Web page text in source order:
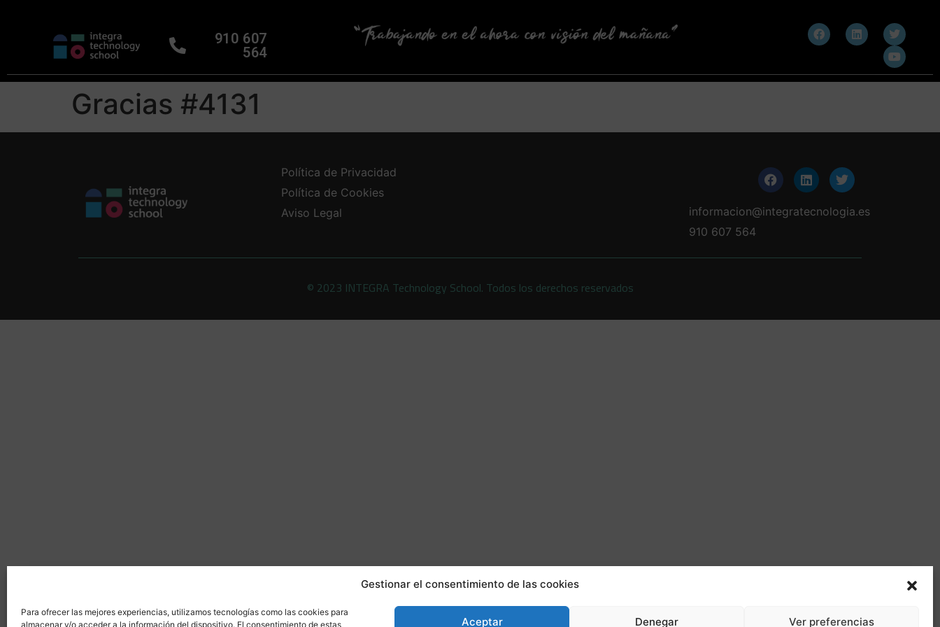
Gestionar el consentimiento de las cookies
Para ofrecer las mejores experiencias, utilizamos tecnologías como las cookies para
almacenar y/o acceder a la información del dispositivo. El consentimiento de estas
Aceptar Denegar Ver preferencias
910 607
564
Gracias #4131
Política de Privacidad
Política de Cookies
Aviso Legal
informacion@integratecnologia.es
910 607 564
© 2023 INTEGRA Technology School. Todos los derechos reservados